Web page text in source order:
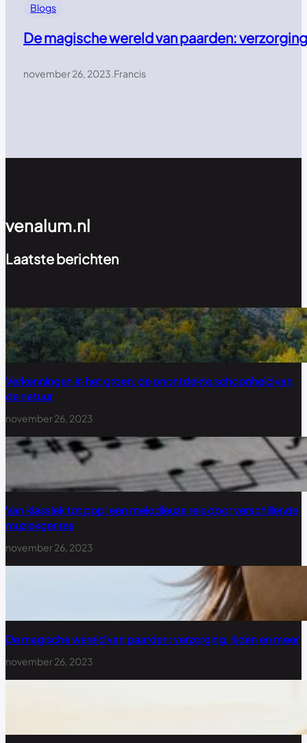
Blogs
De magische wereld van paarden:
november 26, 2023.Francis
venalum.nl
Laatste berichten
Verkenningen in het groen: de onontdekte schoonheid van
de natuur
november 26, 2023
Van klassiek tot pop: een melodieuze reis door verschillende
muziekgenres
november 26, 2023
De magische wereld van paarden: verzorging, rijden en meer
november 26, 2023